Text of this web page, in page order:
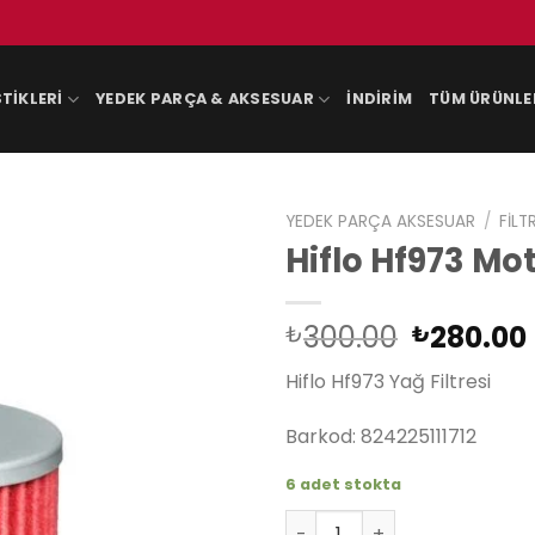
YEDEK PARÇA & AKSESUAR İNDIRIM TÜM
YEDEK PARÇA AKSESUAR /
Hiflo Hf973
₺300.00 Orijinal
fiyat:
₺300.00.
₺280.00
Hiflo Hf973 Yağ Filtresi
Barkod: 824225111712
6 adet stokta
Hiflo Hf973 Motosiklet